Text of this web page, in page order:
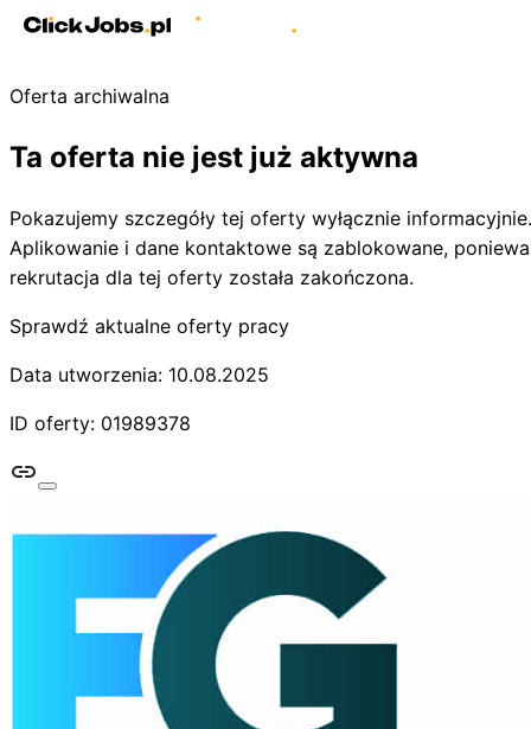
Oferta archiwalna
Ta oferta nie jest już aktywna
Pokazujemy szczegóły tej oferty wyłącznie informacyjnie.
Aplikowanie i dane kontaktowe są zablokowane,
rekrutacja dla tej oferty została zakończona.
Sprawdź aktualne oferty pracy
Data utworzenia: 10.08.2025
ID oferty: 01989378